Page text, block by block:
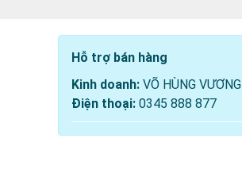
Hỗ trợ bán hàng
Kinh doanh: VÕ HÙNG VƯƠNG
Điện thoại: 0345 888 877